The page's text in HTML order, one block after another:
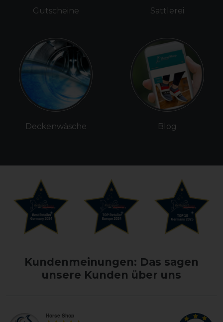
Gutscheine
Deckenwäsche
Sattlerei
Blog
Kundenmeinungen: Das sagen
unsere Kunden über uns